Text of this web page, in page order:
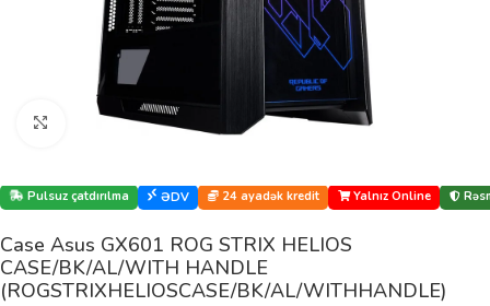
Böyütmək üçün klikləyin
Pulsuz çatdırılma ƏDV 24 ayadək kredit Yalnız Online
Case Asus GX601 ROG STRIX HELIOS
CASE/BK/AL/WITH HANDLE
(ROGSTRIXHELIOSCASE/BK/AL/WITHHANDLE)